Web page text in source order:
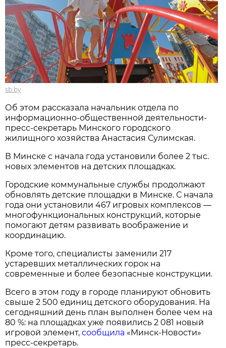
sb.by
Об этом рассказала начальник отдела по
информационно-общественной деятельности-
пресс-секретарь Минского городского
жилищного хозяйства Анастасия Сулимская.
В Минске с начала года установили более 2 тыс.
новых элементов на детских площадках.
Городские коммунальные службы продолжают
обновлять детские площадки в Минске. С начала
года они установили 467 игровых комплексов —
многофункциональных конструкций, которые
помогают детям развивать воображение и
координацию.
Кроме того, специалисты заменили 217
устаревших металлических горок на
современные и более безопасные конструкции.
Всего в этом году в городе планируют обновить
свыше 2 500 единиц детского оборудования. На
сегодняшний день план выполнен более чем на
80 %: на площадках уже появились 2 081 новый
игровой элемент,сообщила «Минск-Новости»
пресс-секретарь.